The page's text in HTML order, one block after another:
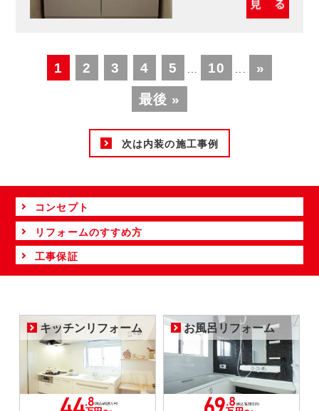
1 2 3 4 5 10 »
最後 »
次は内装の施工事例
コンセプト
リフォームのすすめ方
工事保証
キッチンリフォーム お風呂リフォーム